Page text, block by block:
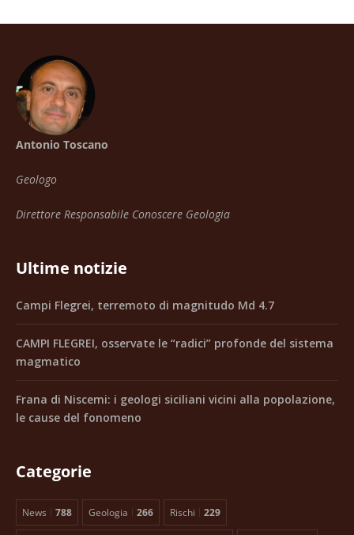
Antonio Toscano
Geologo
Direttore Responsabile Conoscere Geologia
Ultime notizie
Campi Flegrei, terremoto di magnitudo Md 4.7
CAMPI FLEGREI, osservate le “radici” profonde del sistema
magmatico
Frana di Niscemi: i geologi siciliani vicini alla popolazione,
le cause del fonomeno
Categorie
News 788 Geologia 266 Rischi 229